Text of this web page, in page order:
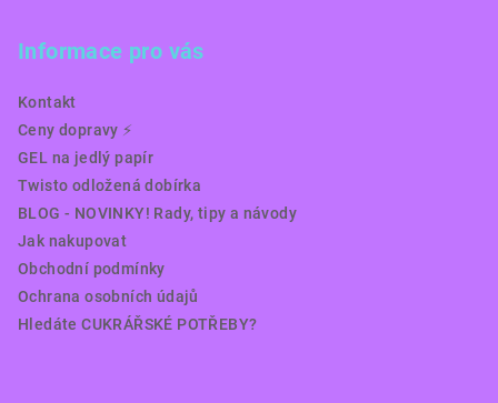
Informace pro vás
Kontakt
Ceny dopravy ⚡️
GEL na jedlý papír
Twisto odložená dobírka
BLOG - NOVINKY! Rady, tipy a návody
Jak nakupovat
Obchodní podmínky
Ochrana osobních údajů
Hledáte CUKRÁŘSKÉ POTŘEBY?